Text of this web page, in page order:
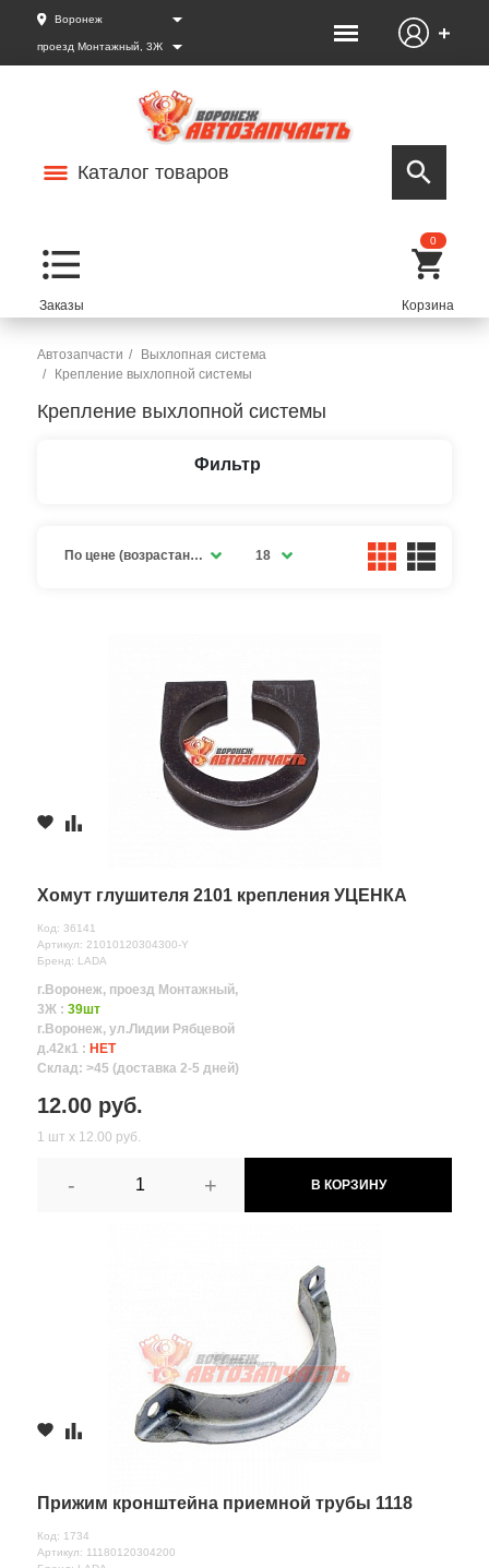
Воронеж
проезд Монтажный, 3Ж
Каталог товаров
0
Автозапчасти
Выхлопная система
Крепление выхлопной системы
Крепление выхлопной системы
Фильтр
По цене (возрастание) 18
Хомут глушителя 2101 крепления УЦЕНКА
Код: 36141
Артикул: 21010120304300-Y
Бренд: LADA
г.Воронеж, проезд Монтажный,
3Ж : 39шт
г.Воронеж, ул.Лидии Рябцевой
д.42к1 : НЕТ
Склад: >45 (доставка 2-5 дней)
12.00 руб.
1 шт х 12.00 руб.
- + В КОРЗИНУ
Прижим кронштейна приемной трубы 1118
Код: 1734
Артикул: 11180120304200